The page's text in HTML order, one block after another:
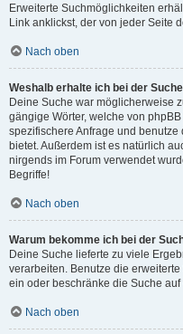
Erweiterte Suchmöglichkeiten
Link anklickst, der von jeder Seite
Nach oben
Weshalb erhalte ich bei der
Deine Suche war möglicherweise
gängige Wörter, welche von
spezifischere Anfrage und
bietet. Außerdem ist es natürlich
nirgends im Forum verwendet
Begriffe!
Nach oben
Warum bekomme ich bei der
Deine Suche lieferte zu viele
verarbeiten. Benutze die
ein oder beschränke die Suche
Nach oben